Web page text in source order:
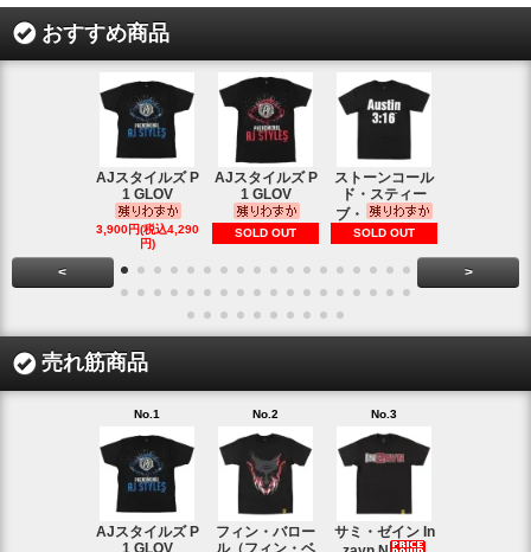
おすすめ商品
AJスタイルズ P
1 GLOV
3,900円(税込4,290
円)
AJスタイルズ P
1 GLOV
SOLD OUT
ストーンコール
ド・スティー
ブ・
SOLD OUT
< >
売れ筋商品
No.1
AJスタイルズ P
1 GLOV
No.2
フィン・バロー
ル（フィン・ベ
No.3
サミ・ゼイン In